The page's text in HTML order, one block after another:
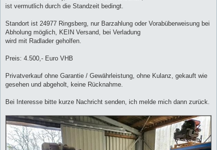
ist vermutlich durch die Standzeit bedingt.
Standort ist 24977 Ringsberg, nur Barzahlung oder Vorabüberweisung bei
Abholung möglich, KEIN Versand, bei Verladung
wird mit Radlader geholfen.
Preis: 4.500,- Euro VHB
Privatverkauf ohne Garantie / Gewährleistung, ohne Kulanz, gekauft wie
gesehen und abgeholt, keine Rücknahme.
Bei Interesse bitte kurze Nachricht senden, ich melde mich dann zurück.